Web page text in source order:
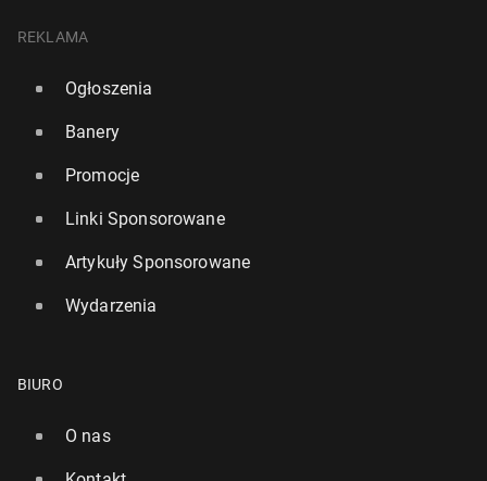
REKLAMA
Ogłoszenia
Banery
Promocje
Linki Sponsorowane
Artykuły Sponsorowane
Wydarzenia
BIURO
O nas